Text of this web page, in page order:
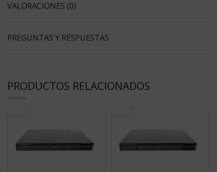
VALORACIONES (0)
PREGUNTAS Y RESPUESTAS
PRODUCTOS RELACIONADOS